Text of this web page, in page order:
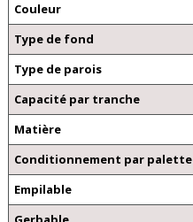
Couleur
Type de fond
Type de parois
Capacité par tranche
Matière
Conditionnement par palette
Empilable